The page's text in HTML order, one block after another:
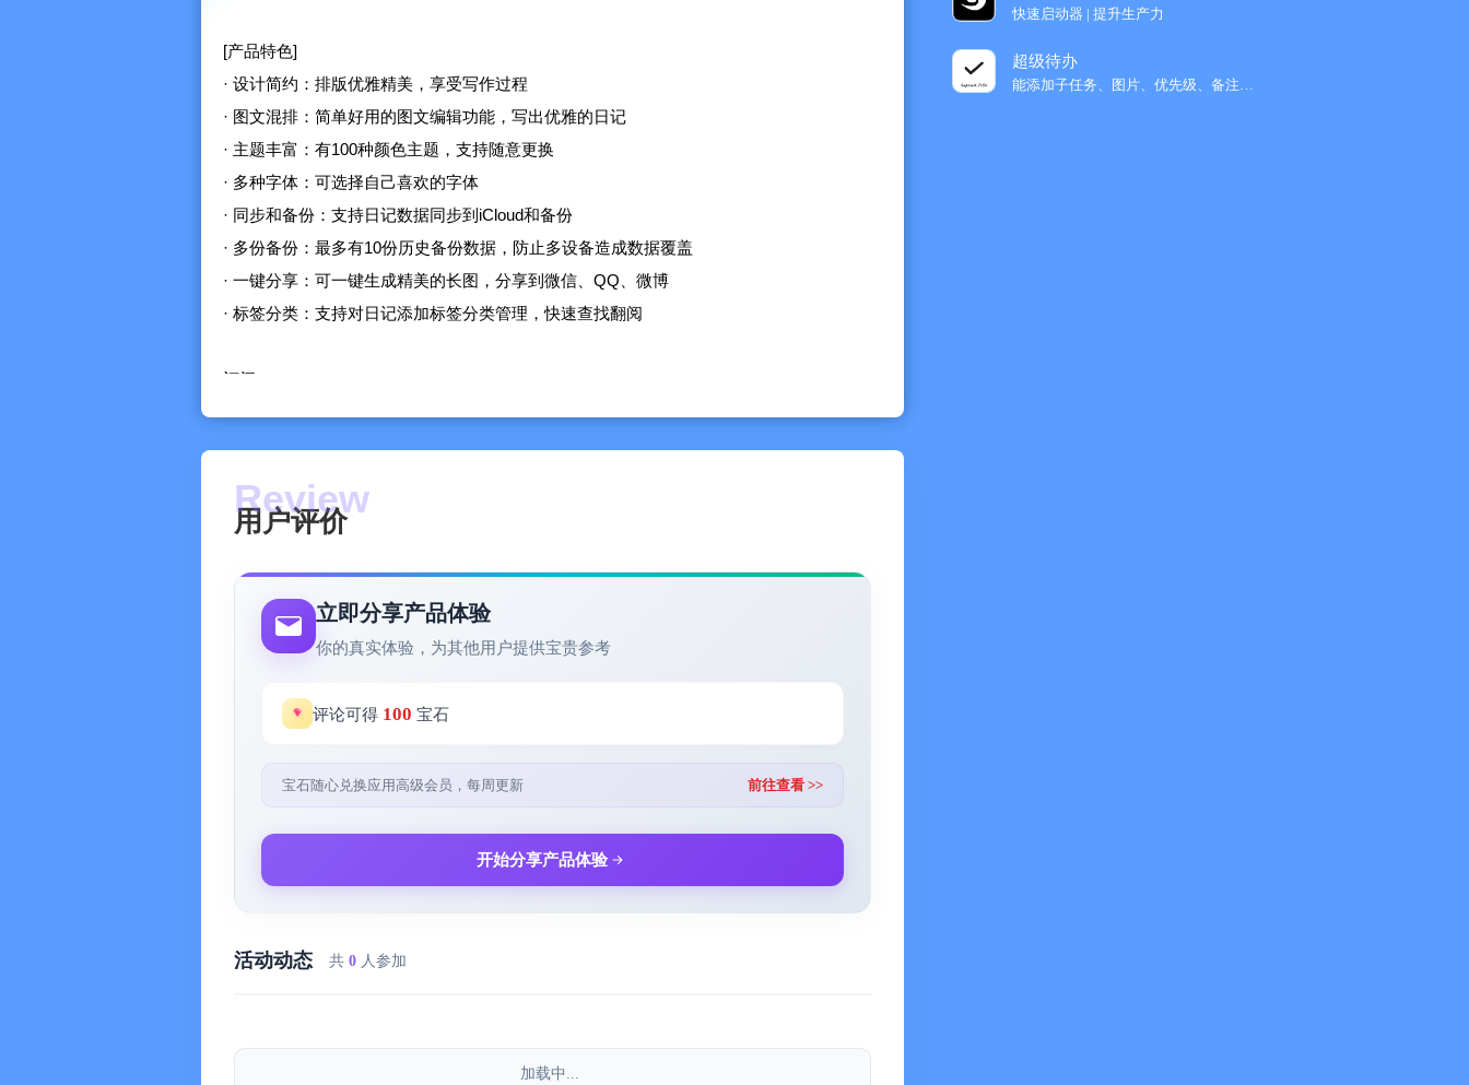
[产品特色]
· 设计简约：排版优雅精美，享受写作过程
· 图文混排：简单好用的图文编辑功能，写出优雅的日记
· 主题丰富：有100种颜色主题，支持随意更换
· 多种字体：可选择自己喜欢的字体
· 同步和备份：支持日记数据同步到iCloud和备份
· 多份备份：最多有10份历史备份数据，防止多设备造成数据覆盖
· 一键分享：可一键生成精美的长图，分享到微信、QQ、微博
· 标签分类：支持对日记添加标签分类管理，快速查找翻阅
订阅：
- 订阅可以由用户管理，并且可以在购买后转到用户的帐户设置来关闭自动续订。
隐私政策：https://ice100.github.io/app/OneDay/privacy
使用条款：https://ice100.github.io/app/OneDay/term
helpforapp1024@gmail.com
用户评价
立即分享产品体验
你的真实体验，为其他用户提供宝贵参考
评论可得 100 宝石
宝石随心兑换应用高级会员，每周更新 前往查看 >>
开始分享产品体验
活动动态 共 0 人参加
加载中...
快速启动器 | 提升生产力
超级待办
能添加子任务、图片、优先级、备注的待办软‪件...